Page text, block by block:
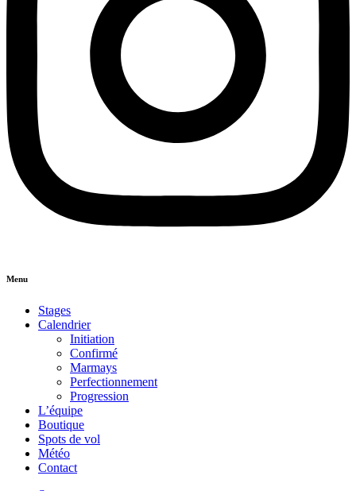
Menu
Stages
Calendrier
Initiation
Confirmé
Marmays
Perfectionnement
Progression
L’équipe
Boutique
Spots de vol
Météo
Contact